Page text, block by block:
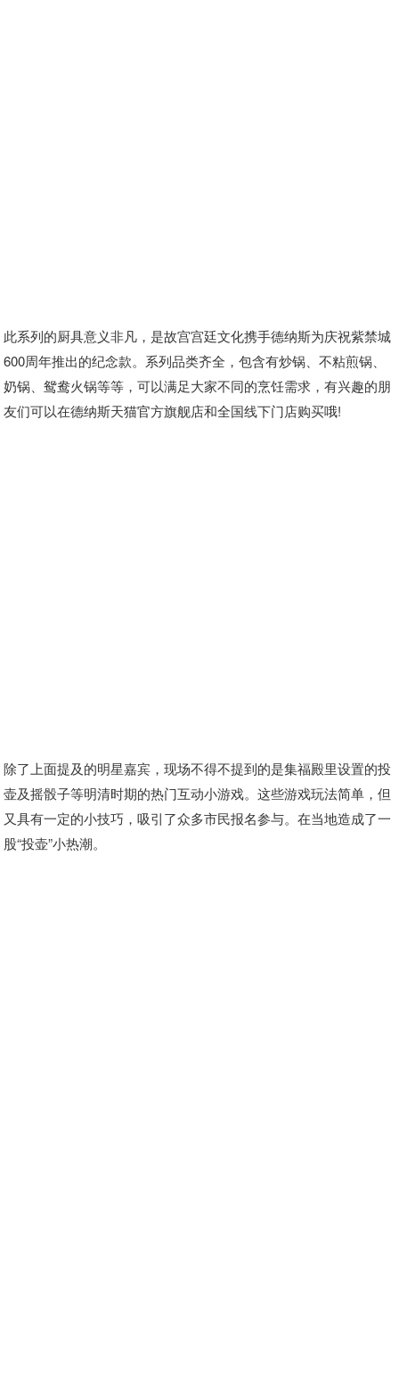
此系列的厨具意义非凡，是故宫宫廷文化携手德纳斯为庆祝紫禁城
600周年推出的纪念款。系列品类齐全，包含有炒锅、不粘煎锅、
奶锅、鸳鸯火锅等等，可以满足大家不同的烹饪需求，有兴趣的朋
友们可以在德纳斯天猫官方旗舰店和全国线下门店购买哦!
除了上面提及的明星嘉宾，现场不得不提到的是集福殿里设置的投
壶及摇骰子等明清时期的热门互动小游戏。这些游戏玩法简单，但
又具有一定的小技巧，吸引了众多市民报名参与。在当地造成了一
股“投壶”小热潮。